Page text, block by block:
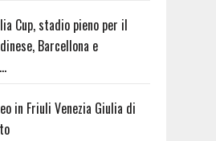
Cup, stadio pieno per il
Barcellona e
in Friuli Venezia Giulia di